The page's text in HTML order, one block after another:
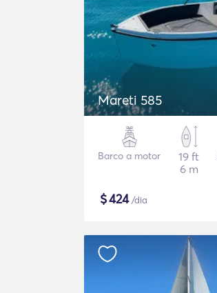
Mareti 585
Barco a motor
19 ft
6 m
$424/dia